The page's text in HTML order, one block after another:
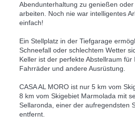
Abendunterhaltung zu genießen
arbeiten. Noch nie war intelligentes
einfach!
Ein Stellplatz in der Tiefgarage
Schneefall oder schlechtem Wetter
Keller ist der perfekte Abstellraum für
Fahrräder und andere Ausrüstung.
CASA AL MORO ist nur 5 km vom
8 km vom Skigebiet Marmolada mit
Sellaronda, einer der aufregendsten
entfernt.